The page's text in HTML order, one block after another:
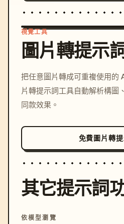
視覺工具
圖片轉提示
把任意圖片轉成可重複使用的
片轉提示詞工具自動解析構圖
同款效果。
免費圖片轉
其它提示詞
依模型瀏覽